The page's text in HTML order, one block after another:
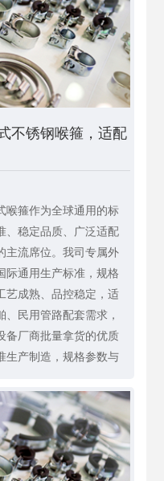
不锈钢喉箍，适配
喉箍作为全球通用的标
、稳定品质、广泛适配
主流席位。我司专属外
际通用生产标准，规格
艺成熟、品控稳定，适
民用管路配套需求，
备厂商批量拿货的优质
生产制造，规格参数与